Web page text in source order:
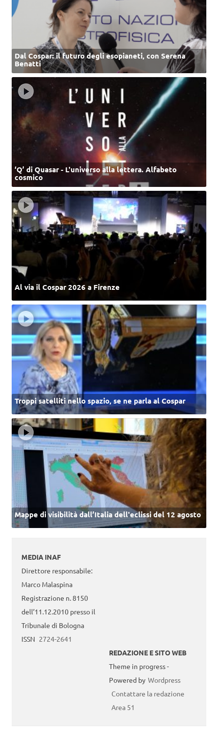
Dal Cospar: il futuro degli esopianeti, con Serena
Benatti
‘Q’ di Quasar - L'universo alla lettera. Alfabeto
cosmico
Al via il Cospar 2026 a Firenze
Troppi satelliti nello spazio, se ne parla al Cospar
Mappe di visibilità dall’Italia dell'eclissi del 12 agosto
MEDIA INAF
Direttore responsabile:
Marco Malaspina
Registrazione n. 8150
dell’11.12.2010 presso il
Tribunale di Bologna
ISSN 2724-2641
REDAZIONE E SITO WEB
Theme in progress -
Powered by Wordpress
Contattare la redazione
Area 51